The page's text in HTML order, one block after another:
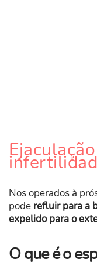
Nos operados à
pode refluir para a
expelido para o
O que é o